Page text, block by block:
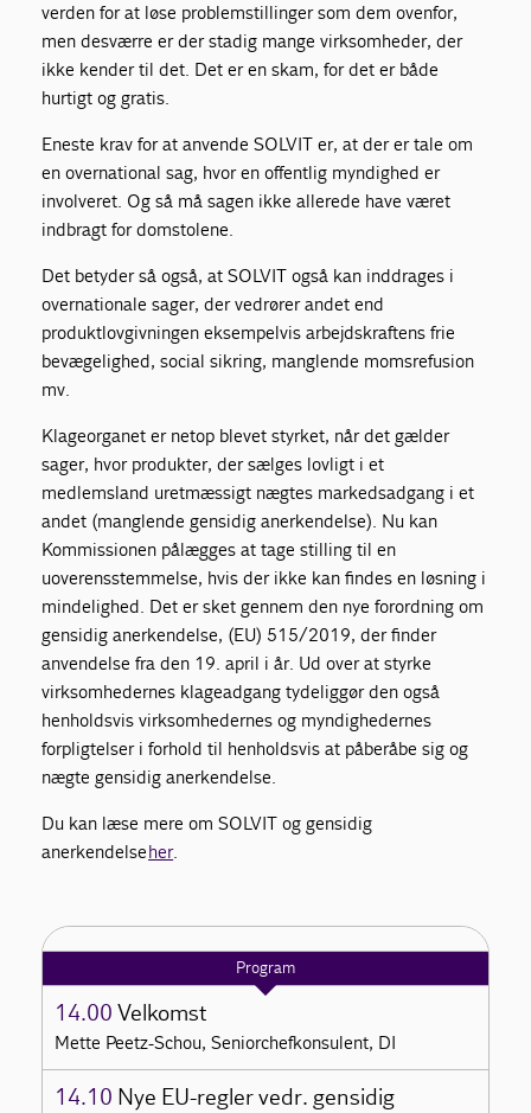
verden for at løse problemstillinger som dem ovenfor,
men desværre er der stadig mange virksomheder, der
ikke kender til det. Det er en skam, for det er både
hurtigt og gratis.
Eneste krav for at anvende SOLVIT er, at der er tale om
en overnational sag, hvor en offentlig myndighed er
involveret. Og så må sagen ikke allerede have været
indbragt for domstolene.
Det betyder så også, at SOLVIT også kan inddrages i
overnationale sager, der vedrører andet end
produktlovgivningen eksempelvis arbejdskraftens frie
bevægelighed, social sikring, manglende momsrefusion
mv.
Klageorganet er netop blevet styrket, når det gælder
sager, hvor produkter, der sælges lovligt i et
medlemsland uretmæssigt nægtes markedsadgang i et
andet (manglende gensidig anerkendelse). Nu kan
Kommissionen pålægges at tage stilling til en
uoverensstemmelse, hvis der ikke kan findes en løsning i
mindelighed. Det er sket gennem den nye forordning om
gensidig anerkendelse, (EU) 515/2019, der finder
anvendelse fra den 19. april i år. Ud over at styrke
virksomhedernes klageadgang tydeliggør den også
henholdsvis virksomhedernes og myndighedernes
forpligtelser i forhold til henholdsvis at påberåbe sig og
nægte gensidig anerkendelse.
Du kan læse mere om SOLVIT og gensidig
anerkendelseher.
Program
14.00 Velkomst
Mette Peetz-Schou, Seniorchefkonsulent, DI
14.10 Nye EU-regler vedr. gensidig